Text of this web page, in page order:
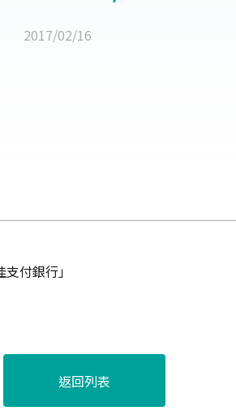
2017/02/16
付銀行」
返回列表